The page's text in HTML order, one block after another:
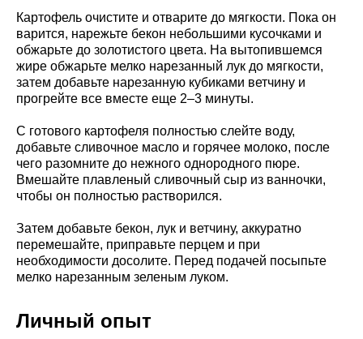
Картофель очистите и отварите до мягкости. Пока он
варится, нарежьте бекон небольшими кусочками и
обжарьте до золотистого цвета. На вытопившемся
жире обжарьте мелко нарезанный лук до мягкости,
затем добавьте нарезанную кубиками ветчину и
прогрейте все вместе еще 2–3 минуты.
С готового картофеля полностью слейте воду,
добавьте сливочное масло и горячее молоко, после
чего разомните до нежного однородного пюре.
Вмешайте плавленый сливочный сыр из ванночки,
чтобы он полностью растворился.
Затем добавьте бекон, лук и ветчину, аккуратно
перемешайте, приправьте перцем и при
необходимости досолите. Перед подачей посыпьте
мелко нарезанным зеленым луком.
Личный опыт